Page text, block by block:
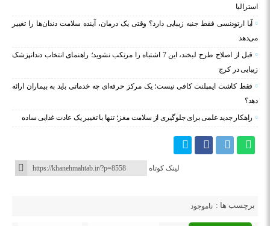
استرالیا
آیا ارتودنسی فقط جنبه زیبایی دارد؟ وقتی یک درمان، آینده سلامت دندان‌ها را تغییر
می‌دهد
قبل از اصلاح طرح لبخند، این 7 اشتباه را مرتکب نشوید؛ راهنمای انتخاب دندانپزشک
زیبایی در کرج
فقط کاشت ایمپلنت کافی نیست؛ یک مرکز حرفه‌ای چه خدماتی باید به بیماران ارائه
دهد؟
راهکار جدید علمی برای جلوگیری از سلامت مغز؛ تنها با تغییر یک عادت غذایی ساده
لینک کوتاه
برچسب ها : ناموجود